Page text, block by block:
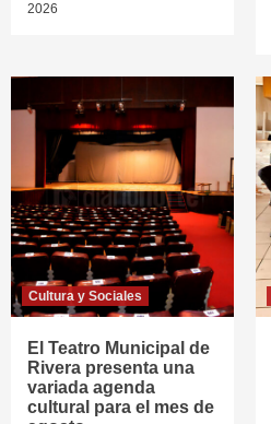
2026
Cultura y Sociales
El Teatro Municipal de
Rivera presenta una
variada agenda
cultural para el mes de